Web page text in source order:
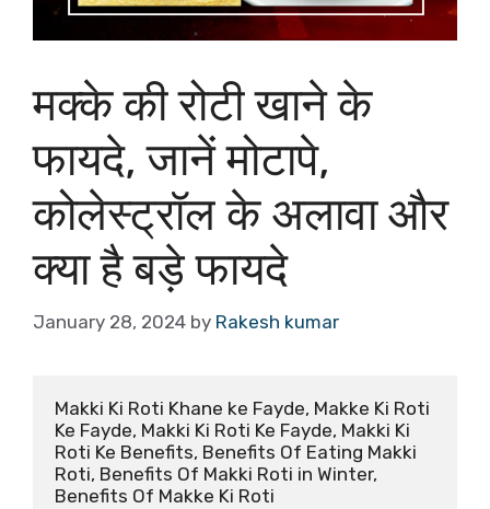
मक्के की रोटी खाने के
फायदे, जानें मोटापे,
कोलेस्ट्रॉल के अलावा और
क्या है बड़े फायदे
January 28, 2024 by Rakesh kumar
Makki Ki Roti Khane ke Fayde, Makke Ki Roti
Ke Fayde, Makki Ki Roti Ke Fayde, Makki Ki
Roti Ke Benefits, Benefits Of Eating Makki
Roti, Benefits Of Makki Roti in Winter,
Benefits Of Makke Ki Roti